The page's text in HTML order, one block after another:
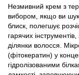
Незмивний крем з
вибором, якщо ви
блиск, полегшує
гарячих
ділянки волосся.
(фітокератин) у
гідролізованими